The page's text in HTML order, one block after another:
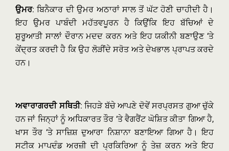
ਉਮਰ: ਬਿਨੈਕਾਰ ਦੀ ਉਮਰ ਅਠਾਰਾਂ ਸਾਲ ਤੋਂ ਘੱਟ ਹੋਣੀ ਚਾਹੀਦੀ ਹੈ।
ਇਹ ਉਮਰ ਪਾਬੰਦੀ ਮਹੱਤਵਪੂਰਨ ਹੈ ਕਿਉਂਕਿ ਇਹ ਬੱਚਿਆਂ ਦੇ
ਸ਼ੁਰੂਆਤੀ ਸਾਲਾਂ ਦੌਰਾਨ ਮਦਦ ਕਰਨ ਅਤੇ ਇਹ ਯਕੀਨੀ ਬਣਾਉਣ ‘ਤੇ
ਕੇਂਦ੍ਰਤ ਕਰਦੀ ਹੈ ਕਿ ਉਹ ਲੋੜੀਂਦੇ ਸਰੋਤ ਅਤੇ ਦੇਖਭਾਲ ਪ੍ਰਾਪਤ ਕਰਦੇ
ਹਨ।
ਅਵਾਰਾਗਰਦੀ ਸਥਿਤੀ: ਜਿਹੜੇ ਬੱਚੇ ਆਪਣੇ ਦੋਵੇਂ ਸਰਪ੍ਰਸਤ ਗੁਆ ਚੁੱਕੇ
ਹਨ ਜਾਂ ਜਿਨ੍ਹਾਂ ਨੂੰ ਅਧਿਕਾਰਤ ਤੌਰ ‘ਤੇ ਵੈਗਰੈਂਟ ਘੋਸ਼ਿਤ ਕੀਤਾ ਗਿਆ ਹੈ,
ਖਾਸ ਤੌਰ ‘ਤੇ ਸਾਜ਼ਿਸ਼ ਦੁਆਰਾ ਨਿਸ਼ਾਨਾ ਬਣਾਇਆ ਗਿਆ ਹੈ। ਇਹ
ਸਟੀਕ ਮਾਪਦੰਡ ਅਰਜ਼ੀ ਦੀ ਪ੍ਰਕਿਰਿਆ ਨੂੰ ਤੇਜ਼ ਕਰਨ ਅਤੇ ਇਹ